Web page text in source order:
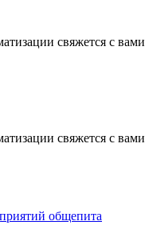
свяжется с вами
свяжется с вами
общепита